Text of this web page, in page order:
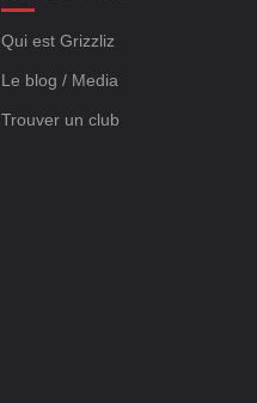
Qui est Grizzliz
Le blog / Media
Trouver un club